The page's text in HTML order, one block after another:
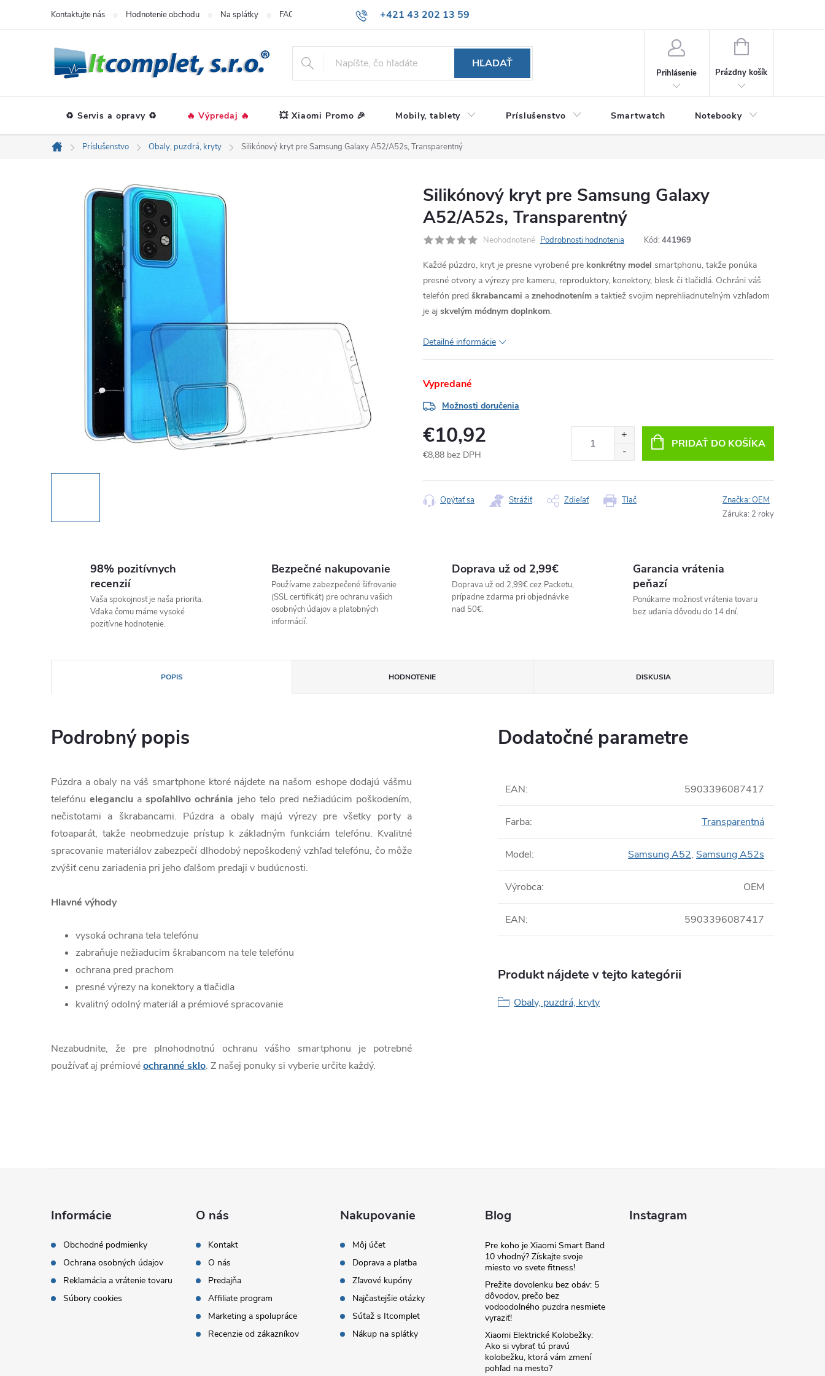
+421 43 202 13 59
Kontaktujte nás Hodnotenie obchodu Na splátky FAQ
HĽADAŤ
Prihlásenie
NÁKUPNÝ
Prázdny košík
♻️ Servis a opravy ♻️ 🔥 Výpredaj 🔥 💥 Xiaomi Promo 🎉 Mobily, tablety Príslušenstvo Smartwatch Notebooky
Domov
Príslušenstvo Obaly, puzdrá, kryty Silikónový kryt pre Samsung Galaxy A52/A52s, Transparentný
Silikónový kryt pre Samsung Galaxy
A52/A52s, Transparentný
Neohodnotené Podrobnosti hodnotenia Kód: 441969
Každé púzdro, kryt je presne vyrobené pre konkrétny model smartphonu, takže ponúka
presné otvory a výrezy pre kameru, reproduktory, konektory, blesk či tlačidlá. Ochráni váš
telefón pred škrabancami a znehodnotením a taktiež svojim neprehliadnuteľným vzhľadom
je aj skvelým módnym doplnkom.
Detailné informácie
Vypredané
Možnosti doručenia
€10,92
€8,88 bez DPH
cena:
PRIDAŤ DO KOŠÍKA
Tlač
Opýtať sa Strážiť Zdieľať Značka:OEM
Záruka: 2 roky
98% pozitívnych
recenzií
Vaša spokojnosť je naša priorita.
Vďaka čomu máme vysoké
pozitívne hodnotenie.
Bezpečné nakupovanie
Používame zabezpečené šifrovanie
(SSL certifikát) pre ochranu vašich
osobných údajov a platobných
informácií.
Doprava už od 2,99€
Doprava už od 2,99€ cez Packetu,
prípadne zdarma pri objednávke
nad 50€.
Garancia vrátenia
peňazí
Ponúkame možnosť vrátenia tovaru
bez udania dôvodu do 14 dní.
POPIS HODNOTENIE DISKUSIA
Podrobný popis
Púzdra a obaly na váš smartphone ktoré nájdete na našom eshope dodajú vášmu
telefónueleganciu aspoľahlivo ochránia jeho telo pred nežiadúcim poškodením,
nečistotami a škrabancami. Púzdra a obaly majú výrezy pre všetky porty a
fotoaparát, takže neobmedzuje prístup k základným funkciám telefónu. Kvalitné
spracovanie materiálov zabezpečí dlhodobý nepoškodený vzhľad telefónu, čo môže
zvýšiť cenu zariadenia pri jeho ďalšom predaji v budúcnosti.
Hlavné výhody
vysoká ochrana tela telefónu
zabraňuje nežiaducim škrabancom na tele telefónu
ochrana pred prachom
presné výrezy na konektory a tlačidla
kvalitný odolný materiál a prémiové spracovanie
Nezabudnite, že pre plnohodnotnú ochranu vášho smartphonu je potrebné
používať aj prémiovéochranné sklo. Z našej ponuky si vyberie určite každý.
Dodatočné parametre
EAN: 5903396087417
Farba: Transparentná
Model: Samsung A52, Samsung A52s
Výrobca: OEM
EAN: 5903396087417
Produkt nájdete v tejto kategórii
Obaly, puzdrá, kryty
Informácie
Obchodné podmienky
Ochrana osobných údajov
Reklamácia a vrátenie tovaru
Súbory cookies
O nás
Kontakt
O nás
Predajňa
Affiliate program
Marketing a spolupráce
Recenzie od zákazníkov
Nakupovanie
Môj účet
Doprava a platba
Zľavové kupóny
Najčastejšie otázky
Súťaž s Itcomplet
Nákup na splátky
Blog
Pre koho je Xiaomi Smart Band
10 vhodný? Získajte svoje
miesto vo svete fitness!
Prežite dovolenku bez obáv: 5
dôvodov, prečo bez
vodoodolného puzdra nesmiete
vyraziť!
Xiaomi Elektrické Kolobežky:
Ako si vybrať tú pravú
kolobežku, ktorá vám zmení
pohľad na mesto?
Instagram